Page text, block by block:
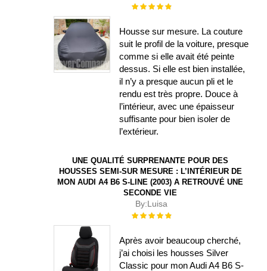
Évaluation :
Housse sur mesure. La couture
suit le profil de la voiture, presque
comme si elle avait été peinte
dessus. Si elle est bien installée,
il n’y a presque aucun pli et le
rendu est très propre. Douce à
l’intérieur, avec une épaisseur
suffisante pour bien isoler de
l’extérieur.
UNE QUALITÉ SURPRENANTE POUR DES
HOUSSES SEMI-SUR MESURE : L’INTÉRIEUR DE
MON AUDI A4 B6 S-LINE (2003) A RETROUVÉ UNE
SECONDE VIE
By:Luisa
Évaluation :
Après avoir beaucoup cherché,
j’ai choisi les housses Silver
Classic pour mon Audi A4 B6 S-